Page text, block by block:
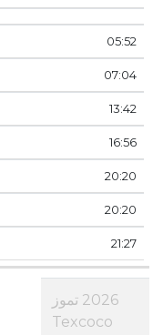
05:52
07:04
13:42
16:56
20:20
20:20
21:27
2026 تموز
Texcoco